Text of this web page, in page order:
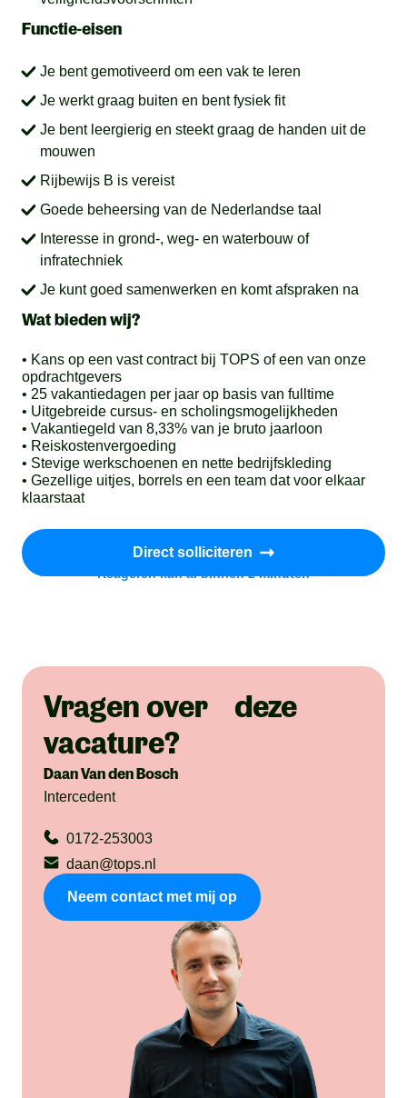
Functie-eisen
Je bent gemotiveerd om een vak te leren
Je werkt graag buiten en bent fysiek fit
Je bent leergierig en steekt graag de handen uit de
mouwen
Rijbewijs B is vereist
Goede beheersing van de Nederlandse taal
Interesse in grond-, weg- en waterbouw of
infratechniek
Je kunt goed samenwerken en komt afspraken na
Wat bieden wij?
• Kans op een vast contract bij TOPS of een van onze
opdrachtgevers
• 25 vakantiedagen per jaar op basis van fulltime
• Uitgebreide cursus- en scholingsmogelijkheden
• Vakantiegeld van 8,33% van je bruto jaarloon
• Reiskostenvergoeding
• Stevige werkschoenen en nette bedrijfskleding
• Gezellige uitjes, borrels en een team dat voor elkaar
klaarstaat
Direct solliciteren
Reageren kan al binnen 2 minuten
Vragen over deze
vacature?
Daan Van den Bosch
Intercedent
0172-253003
daan@tops.nl
Neem contact met mij op